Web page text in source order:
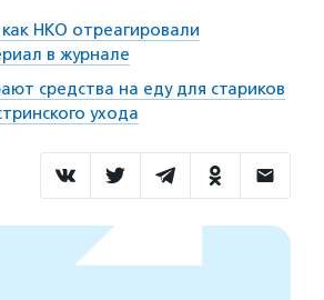
НКО отреагировали
в журнале
средства на еду для стариков
ухода